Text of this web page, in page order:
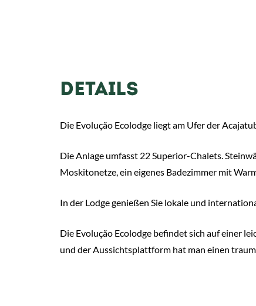
DETAILS
Die Evolução Ecolodge liegt am Ufer der
Die Anlage umfasst 22 Superior-Chalets.
Moskitonetze, ein eigenes Badezimmer mit
In der Lodge genießen Sie lokale und
Die Evolução Ecolodge befindet sich auf einer
und der Aussichtsplattform hat man einen